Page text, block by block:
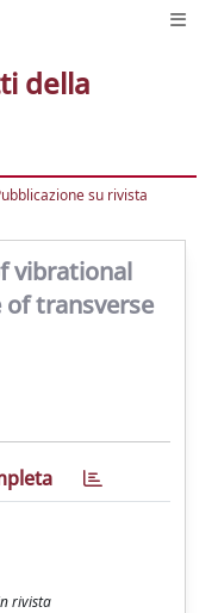
della
su rivista
vibrational
of transverse
rivista